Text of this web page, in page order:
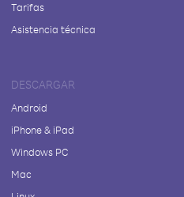
Tarifas
Asistencia técnica
DESCARGAR
Android
iPhone & iPad
Windows PC
Mac